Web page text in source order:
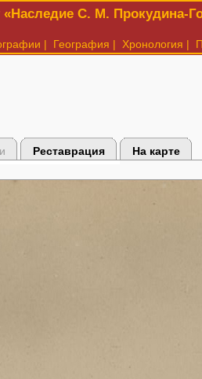
С. М. Прокудина-
| География | Хронология |
Реставрация На карте